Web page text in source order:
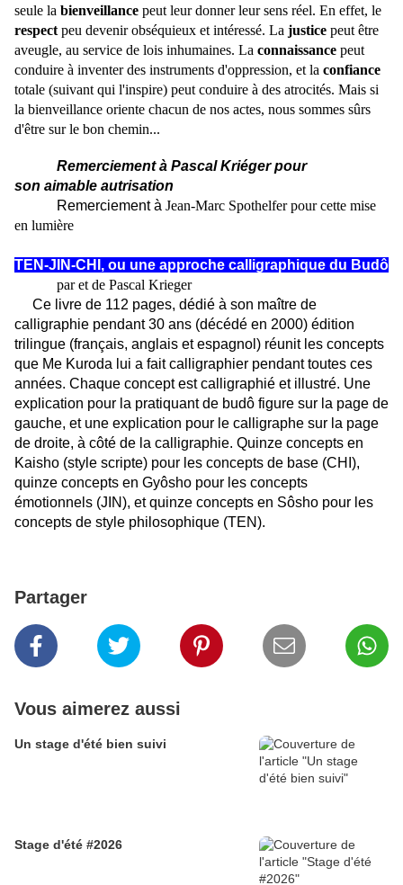
seule la bienveillance peut leur donner leur sens réel. En effet, le
respect peu devenir obséquieux et intéressé. La justice peut être
aveugle, au service de lois inhumaines. La connaissance peut
conduire à inventer des instruments d'oppression, et la confiance
totale (suivant qui l'inspire) peut conduire à des atrocités. Mais si
la bienveillance oriente chacun de nos actes, nous sommes sûrs
d'être sur le bon chemin...
Remerciement à Pascal Kriéger pour
son aimable autrisation
Remerciement àJean-Marc Spothelfer pour cette mise
en lumière
TEN-JIN-CHI, ou une approche calligraphique du Budô
par et de Pascal Krieger
Ce livre de 112 pages, dédié à son maître de
calligraphie pendant 30 ans (décédé en 2000) édition
trilingue (français, anglais et espagnol) réunit les concepts
que Me Kuroda lui a fait calligraphier pendant toutes ces
années. Chaque concept est calligraphié et illustré. Une
explication pour la pratiquant de budô figure sur la page de
gauche, et une explication pour le calligraphe sur la page
de droite, à côté de la calligraphie. Quinze concepts en
Kaisho (style scripte) pour les concepts de base (CHI),
quinze concepts en Gyôsho pour les concepts
émotionnels (JIN), et quinze concepts en Sôsho pour les
concepts de style philosophique (TEN).
Partager
Vous aimerez aussi
Un stage d'été bien suivi
Stage d'été #2026